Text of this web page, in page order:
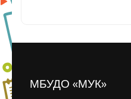
МБУДО «МУК»